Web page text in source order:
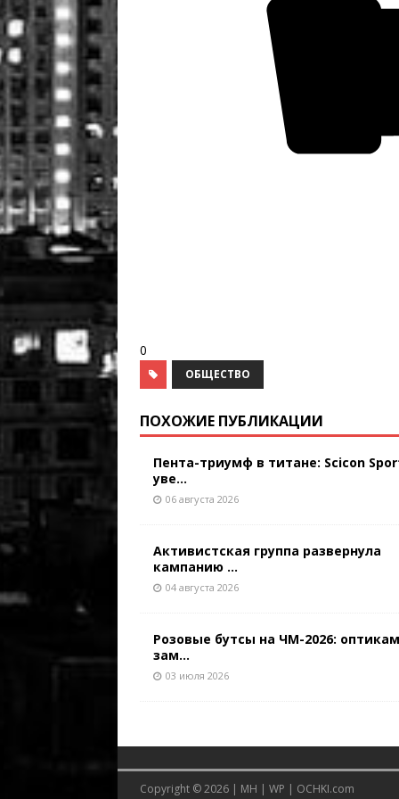
0
ОБЩЕСТВО
ПОХОЖИЕ ПУБЛИКАЦИИ
Пента-триумф в титане: Scicon
уве...
06 августа 2026
Активистская группа развернула
кампанию ...
04 августа 2026
Розовые бутсы на ЧМ-2026:
зам...
03 июля 2026
Copyright © 2026 | MH | WP | OCHKI.com